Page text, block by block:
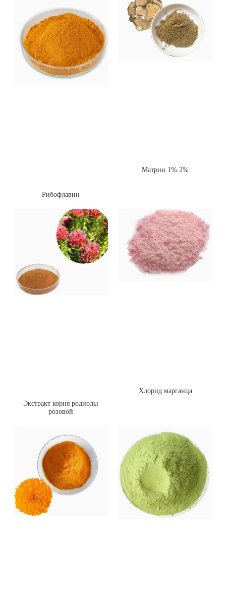
Рибофлавин
Матрин 1% 2%
Экстракт корня родиолы
розовой
Хлорид марганца